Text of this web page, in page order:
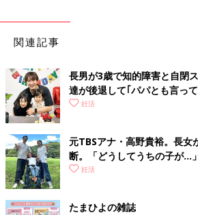
関連記事
長男が3歳で知的障害と自閉
達が後退して｢パパとも言っ
プロバスケ選手･岡田優介
妊活
元TBSアナ・高野貴裕。長女
断。「どうしてうちの子が…
らこそ、娘との時間を全力で
妊活
たまひよの雑誌